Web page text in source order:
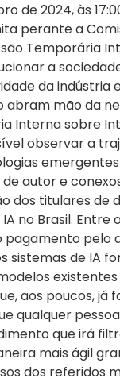
de 2024, às
perante a
Temporária
a
da indústria
abram mão da
Interna sobre
observar a
autor e
dos titulares de
no Brasil.
pagamento pelo
sistemas de IA
aos poucos, já
qualquer
que irá
mais ágil
dos referidos